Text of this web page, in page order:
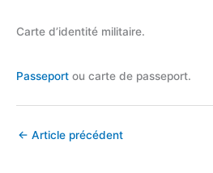
Carte d’identité militaire.
Passeport ou carte de passeport.
← Article précédent